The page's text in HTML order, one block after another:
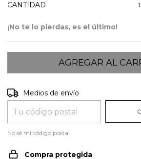
CANTIDAD 1
¡No te lo pierdas, es el último!
Entregas para el CP:
Medios de envío
No sé mi código postal
Compra protegida